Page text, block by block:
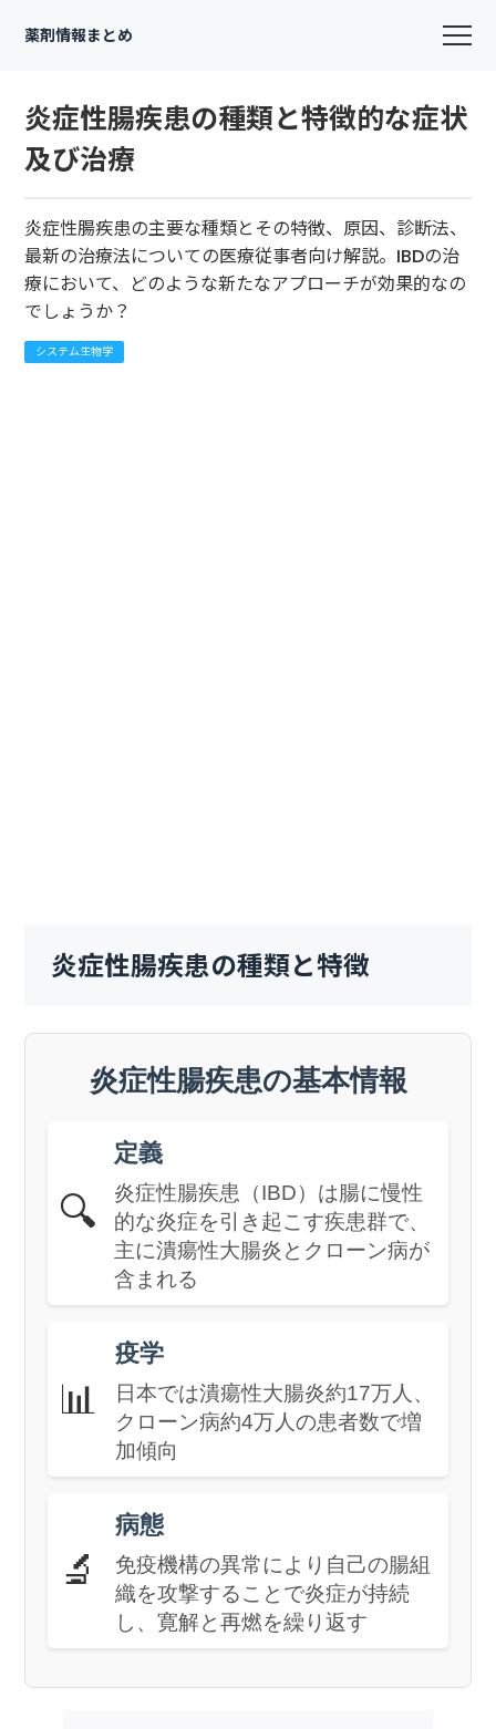
薬剤情報まとめ
炎症性腸疾患の種類と特徴的な症状
及び治療
炎症性腸疾患の主要な種類とその特徴、原因、診断法、
最新の治療法についての医療従事者向け解説。IBDの治
療において、どのような新たなアプローチが効果的なの
でしょうか？
システム生物学
炎症性腸疾患の種類と特徴
炎症性腸疾患の基本情報
🔍
定義
炎症性腸疾患（IBD）は腸に慢性
的な炎症を引き起こす疾患群で、
主に潰瘍性大腸炎とクローン病が
含まれる
📊
疫学
日本では潰瘍性大腸炎約17万人、
クローン病約4万人の患者数で増
加傾向
🔬
病態
免疫機構の異常により自己の腸組
織を攻撃することで炎症が持続
し、寛解と再燃を繰り返す